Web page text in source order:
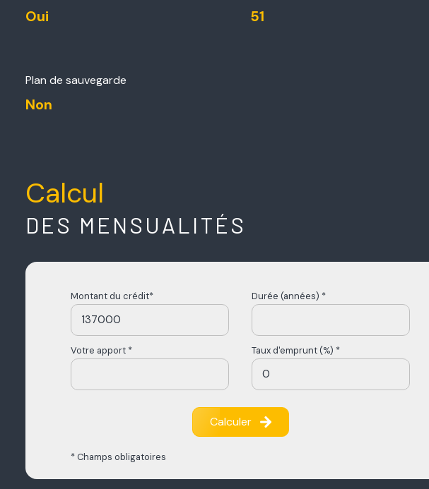
Oui 51
Plan de sauvegarde
Non
Calcul
DES MENSUALITÉS
Montant du crédit* Durée (années) *
Votre apport * Taux d'emprunt (%) *
Calculer
* Champs obligatoires